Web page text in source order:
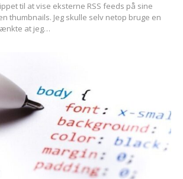
til at vise eksterne RSS feeds på sine
thumbnails. Jeg skulle selv netop bruge en
at jeg…